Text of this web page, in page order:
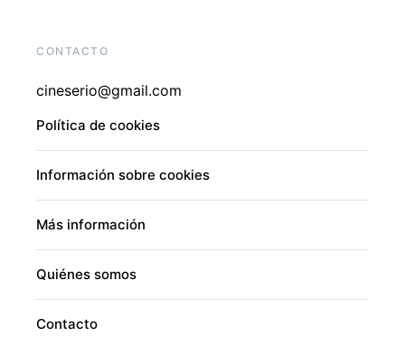
CONTACTO
cineserio@gmail.com
Política de cookies
Información sobre cookies
Más información
Quiénes somos
Contacto